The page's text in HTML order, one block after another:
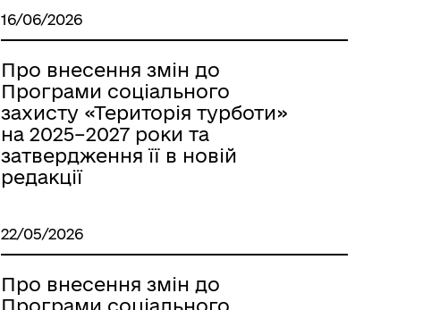
16/06/2026
Про внесення змін до
Програми соціального
захисту «Територія турботи»
на 2025–2027 роки та
затвердження її в новій
редакції
22/05/2026
Про внесення змін до
Програми соціального